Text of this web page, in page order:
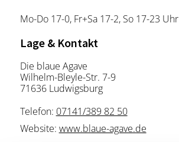
Mo-Do 17-0, Fr+Sa 17-2, So 17-23 Uhr
Lage & Kontakt
Die blaue Agave
Wilhelm-Bleyle-Str. 7-9
71636 Ludwigsburg
Telefon: 07141/389 82 50
Website: www.blaue-agave.de